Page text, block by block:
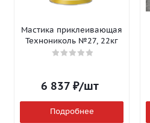
Мастика приклеивающая
Технониколь №27, 22кг
6 837₽/шт
Подробнее